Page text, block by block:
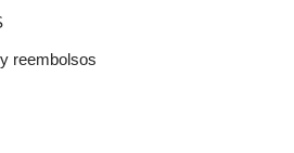
reembolsos